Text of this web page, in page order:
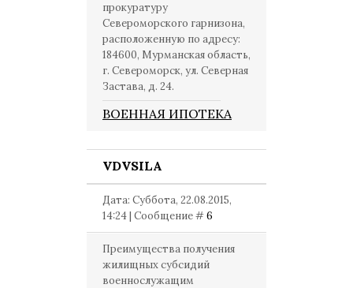
прокуратуру
Североморского гарнизона,
расположенную по адресу:
184600, Мурманская область,
г. Североморск, ул. Северная
Застава, д. 24.
ВОЕННАЯ ИПОТЕКА
VDVSILA
Дата: Суббота, 22.08.2015,
14:24 | Сообщение #6
Преимущества получения
жилищных субсидий
военнослужащим